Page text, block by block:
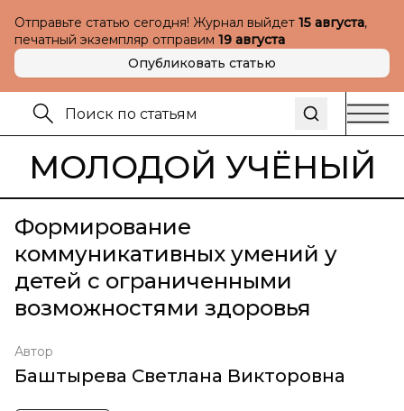
Отправьте статью сегодня! Журнал выйдет 15 августа,
печатный экземпляр отправим 19 августа
Опубликовать статью
МОЛОДОЙ УЧЁНЫЙ
Формирование
коммуникативных умений у
детей с ограниченными
возможностями здоровья
Автор
Баштырева Светлана Викторовна